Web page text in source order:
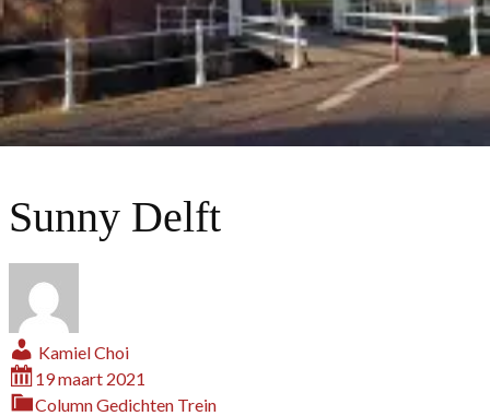
Sunny Delft
Kamiel Choi
19 maart 2021
ColumnGedichten Trein